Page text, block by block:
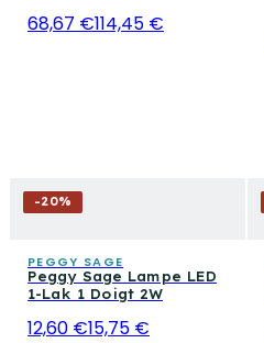
68,67 €114,45 €
-20%
PEGGY SAGE
Peggy Sage Lampe LED
1-Lak 1 Doigt 2W
12,60 €15,75 €